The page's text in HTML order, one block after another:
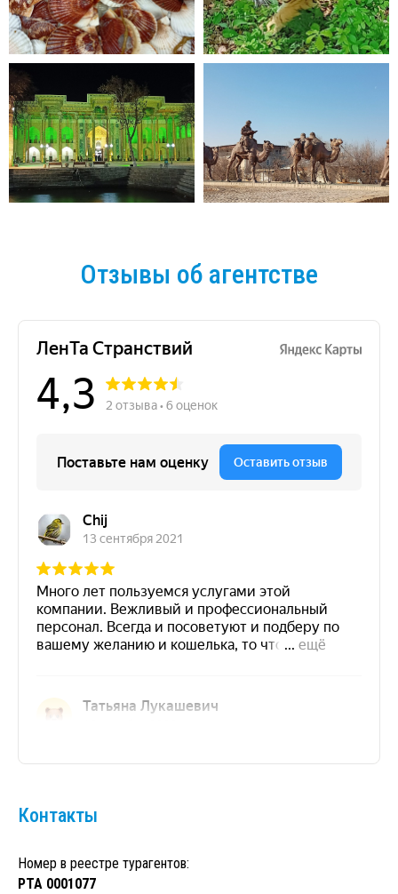
Отзывы об агентстве
Контакты
Номер в реестре турагентов:
РТА 0001077